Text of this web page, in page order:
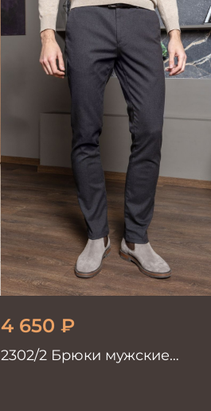
4 650 ₽
2302/2 Брюки мужские